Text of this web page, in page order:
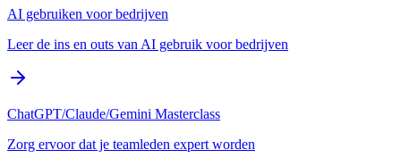
AI gebruiken voor bedrijven
Leer de ins en outs van AI gebruik voor bedrijven
ChatGPT/Claude/Gemini Masterclass
Zorg ervoor dat je teamleden expert worden